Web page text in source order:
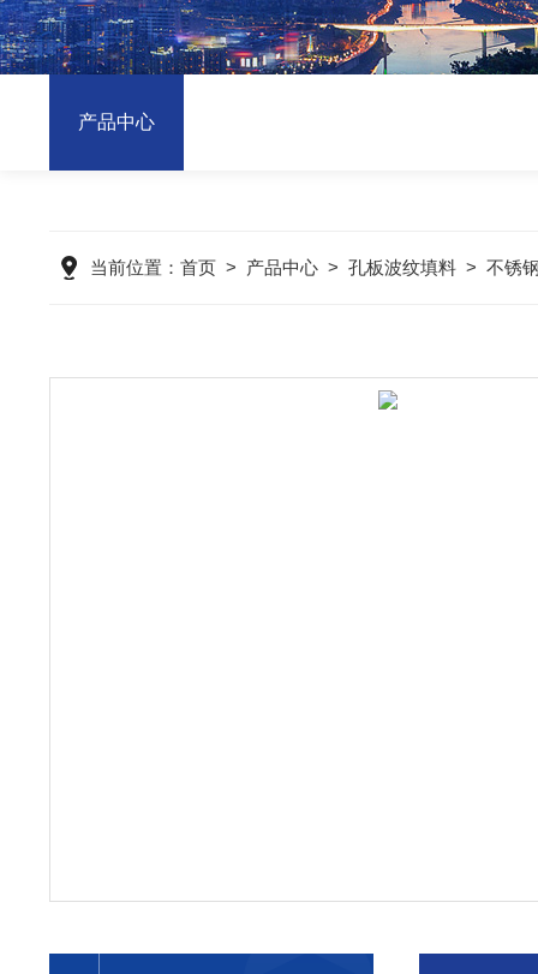
产品中心
当前位置： 首页> 产品中心> 孔板波纹填料> 不锈